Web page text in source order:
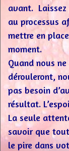
avant. Laissez
au processus
mettre en
moment.
Quand nous
dérouleront,
pas besoin
résultat.
La seule
savoir que
le pire dans